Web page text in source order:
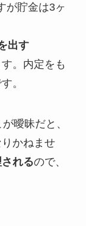
が貯金は3ヶ
出す
。内定をも
。
曖昧だと、
かねませ
れるので、